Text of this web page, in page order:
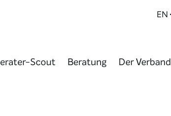
EN
Scout Beratung Der Verband